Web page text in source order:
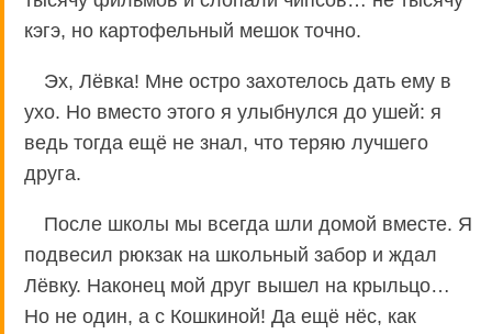
кэгэ, но картофельный мешок точно.
Эх, Лёвка! Мне остро захотелось дать ему в
ухо. Но вместо этого я улыбнулся до ушей: я
ведь тогда ещё не знал, что теряю лучшего
друга.
После школы мы всегда шли домой вместе. Я
подвесил рюкзак на школьный забор и ждал
Лёвку. Наконец мой друг вышел на крыльцо…
Но не один, а с Кошкиной! Да ещё нёс, как